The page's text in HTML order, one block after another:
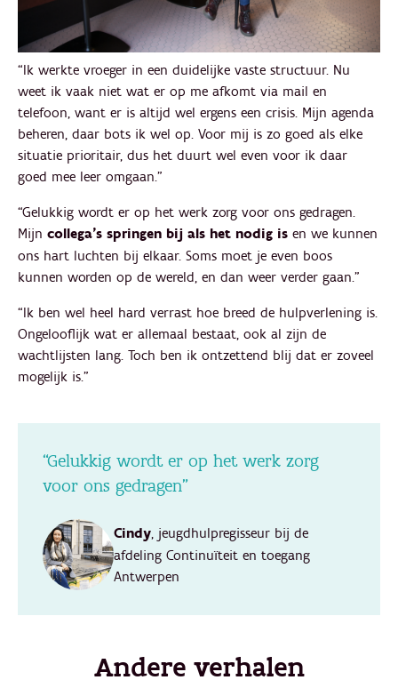
“Ik werkte vroeger in een duidelijke vaste structuur. Nu
weet ik vaak niet wat er op me afkomt via mail en
telefoon, want er is altijd wel ergens een crisis. Mijn agenda
beheren, daar bots ik wel op. Voor mij is zo goed als elke
situatie prioritair, dus het duurt wel even voor ik daar
goed mee leer omgaan.”
“Gelukkig wordt er op het werk zorg voor ons gedragen.
Mijn collega’s springen bij als het nodig is en we kunnen
ons hart luchten bij elkaar. Soms moet je even boos
kunnen worden op de wereld, en dan weer verder gaan.”
“Ik ben wel heel hard verrast hoe breed de hulpverlening is.
Ongelooflijk wat er allemaal bestaat, ook al zijn de
wachtlijsten lang. Toch ben ik ontzettend blij dat er zoveel
mogelijk is.”
“Gelukkig wordt er op het werk zorg
voor ons gedragen”
Cindy, jeugdhulpregisseur bij de
afdeling Continuïteit en toegang
Antwerpen
Andere verhalen